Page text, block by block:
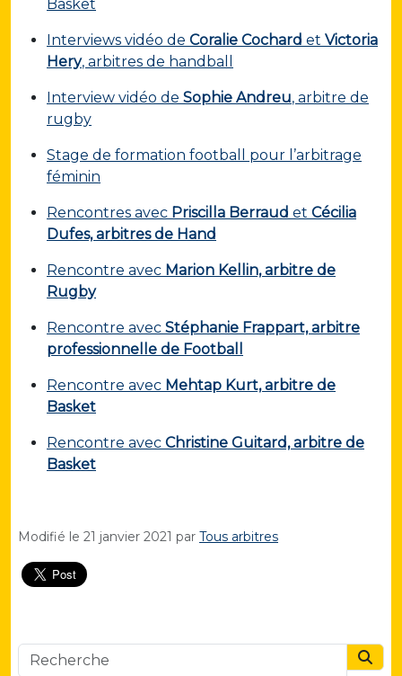
Basket
Interviews vidéo de Coralie Cochard et Victoria
Hery, arbitres de handball
Interview vidéo de Sophie Andreu, arbitre de
rugby
Stage de formation football pour l’arbitrage
féminin
Rencontres avec Priscilla Berraud et Cécilia
Dufes, arbitres de Hand
Rencontre avec Marion Kellin, arbitre de
Rugby
Rencontre avec Stéphanie Frappart, arbitre
professionnelle de Football
Rencontre avec Mehtap Kurt, arbitre de
Basket
Rencontre avec Christine Guitard, arbitre de
Basket
Modifié le 21 janvier 2021 par Tous arbitres